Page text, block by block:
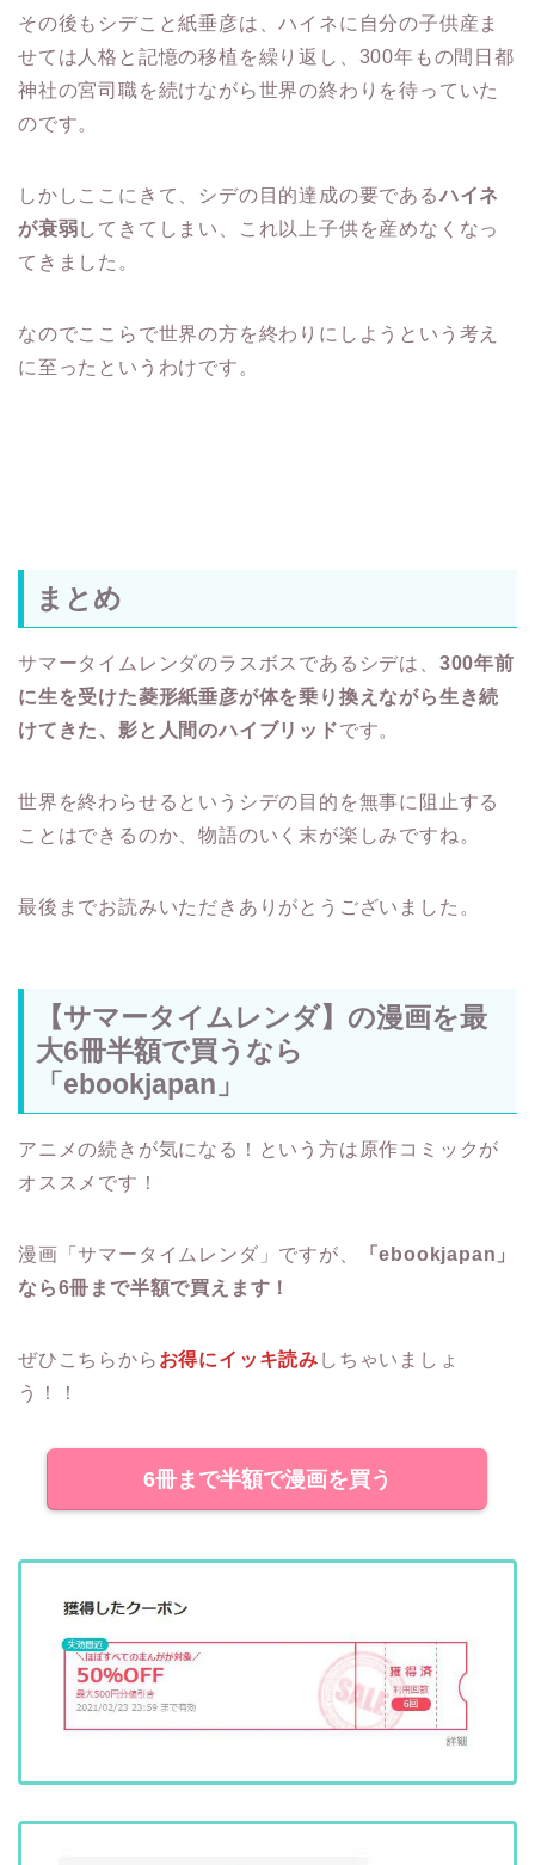
その後もシデこと紙垂彦は、ハイネに自分の子供産ま
せては人格と記憶の移植を繰り返し、300年もの間日都
神社の宮司職を続けながら世界の終わりを待っていた
のです。
しかしここにきて、シデの目的達成の要であるハイネ
が衰弱してきてしまい、これ以上子供を産めなくなっ
てきました。
なのでここらで世界の方を終わりにしようという考え
に至ったというわけです。
まとめ
サマータイムレンダのラスボスであるシデは、 300年前
に生を受けた菱形紙垂彦が体を乗り換えながら生き続
けてきた、影と人間のハイブリッドです。
世界を終わらせるというシデの目的を無事に阻止する
ことはできるのか、物語のいく末が楽しみですね。
最後までお読みいただきありがとうございました。
【サマータイムレンダ】の漫画を最
大6冊半額で買うなら
「ebookjapan」
アニメの続きが気になる！という方は原作コミックが
オススメです！
漫画「サマータイムレンダ」ですが、
「ebookjapan」
なら6冊まで半額で買えます！
ぜひこちらから お得にイッキ読み しちゃいましょ
う！！
6冊まで半額で漫画を買う